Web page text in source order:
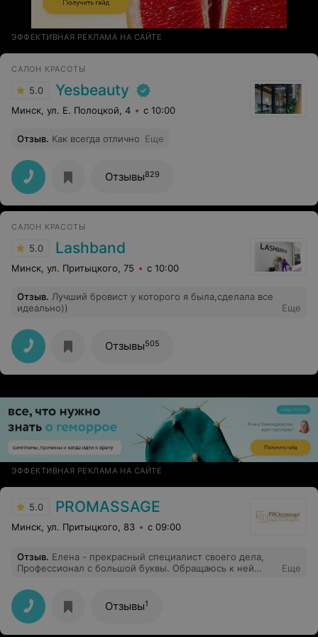
ЭФФЕКТИВНАЯ РЕКЛАМА НА САЙТЕ
САЛОН КРАСОТЫ
5.0 Yesbeauty
Минск, ул. Е. Полоцкой, 4 с 10:00
Отзыв. Как всегда отлично Еще
Отзывы829
САЛОН КРАСОТЫ
5.0 Lashband
Минск, ул. Притыцкого, 75 с 10:00
Отзыв. Лучший бровист у которого я была,сделала все
идеально))
Еще
Отзывы505
ЭФФЕКТИВНАЯ РЕКЛАМА НА САЙТЕ
5.0 PROMASSAGE
Минск, ул. Притыцкого, 83 с 09:00
Отзыв. Елена - прекрасный специалист своего дела,
Профессионал с большой буквы. Обращаюсь к ней
Еще
Отзывы1